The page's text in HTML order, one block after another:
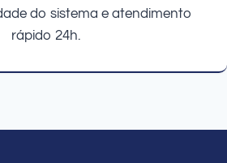
do sistema e atendimento
rápido 24h.